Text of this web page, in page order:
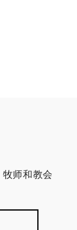
师和教会